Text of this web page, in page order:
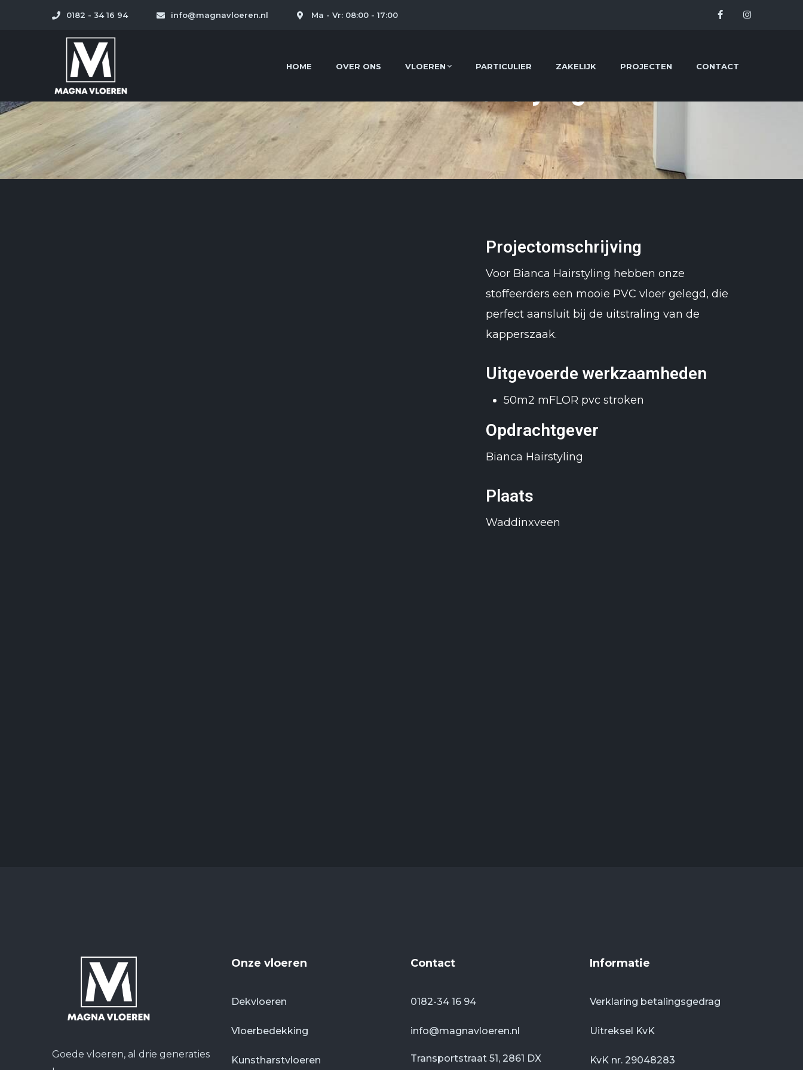
0182 - 34 16 94 info@magnavloeren.nl Ma - Vr: 08:00 - 17:00
HOME OVER ONS VLOEREN PARTICULIER ZAKELIJK PROJECTEN CONTACT
Projectomschrijving
Voor Bianca Hairstyling hebben onze
stoffeerders een mooie PVC vloer gelegd, die
perfect aansluit bij de uitstraling van de
kapperszaak.
Uitgevoerde werkzaamheden
50m2 mFLOR pvc stroken
Opdrachtgever
Bianca Hairstyling
Plaats
Waddinxveen
Goede vloeren, al drie generaties
Onze vloeren
Dekvloeren
Vloerbedekking
Kunstharstvloeren
Contact
0182-34 16 94
info@magnavloeren.nl
Transportstraat 51, 2861 DX
Informatie
Verklaring betalingsgedrag
Uitreksel KvK
KvK nr. 29048283